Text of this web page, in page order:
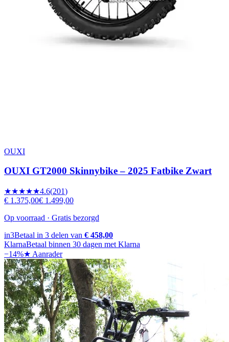
OUXI
OUXI GT2000 Skinnybike – 2025 Fatbike Zwart
★★★★★4.6(201)
€ 1.375,00€ 1.499,00
Op voorraad · Gratis bezorgd
in3Betaal in 3 delen van € 458,00
KlarnaBetaal binnen 30 dagen met Klarna
−14%★ Aanrader